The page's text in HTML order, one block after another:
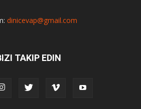
dinicevap@gmail.com
TAKIP EDIN